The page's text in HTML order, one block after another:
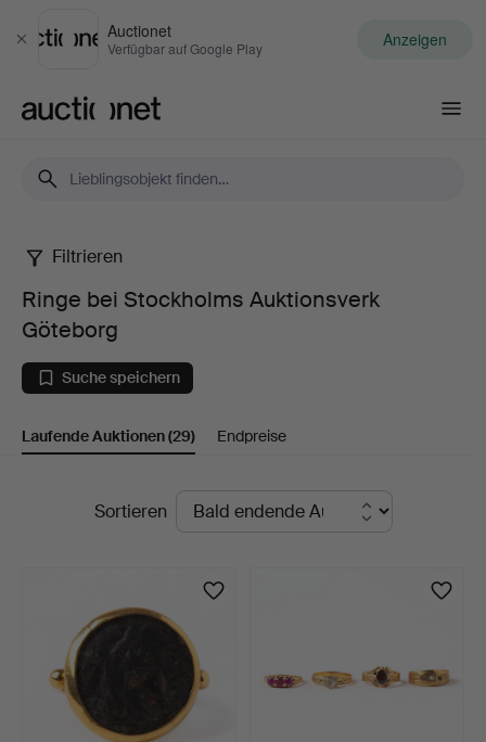
Schließen
Auctionet
Verfügbar auf Google Play Anzeigen
Ringe
bei
Stockholms
Auktionsverk
Filtrieren
Ringe bei Stockholms Auktionsverk
Göteborg
Suche speichern
Laufende Auktionen(29) Endpreise
LaufendeSortieren